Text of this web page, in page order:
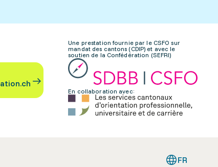
Une prestation fournie par le CSFO sur
mandat des cantons (CDIP) et avec le
soutien de la Confédération (SEFRI)
En collaboration avec:
FR